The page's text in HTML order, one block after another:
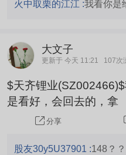
火中取栗的江江 :我看你是
大文子
更新于 今天 11:21 107次
$天齐锂业
是看好，会回去的，拿
分享
股友30y5U37901 :148？